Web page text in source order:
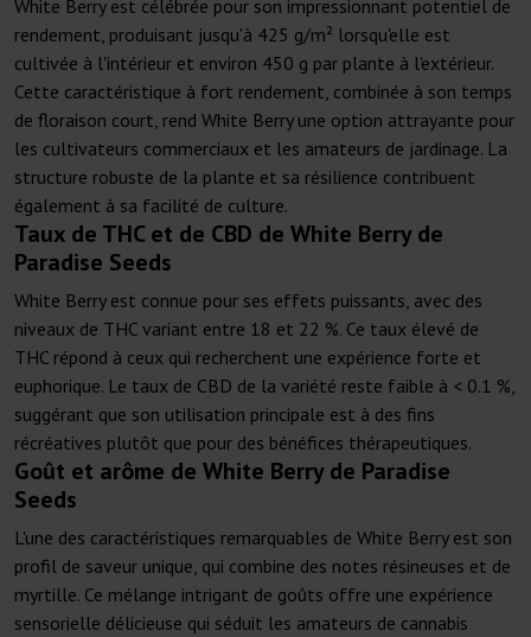
White Berry est célébrée pour son impressionnant potentiel de
rendement, produisant jusqu'à 425 g/m² lorsqu'elle est
cultivée à l'intérieur et environ 450 g par plante à l'extérieur.
Cette caractéristique à fort rendement, combinée à son temps
de floraison court, rend White Berry une option attrayante pour
les cultivateurs commerciaux et les amateurs de jardinage. La
structure robuste de la plante et sa résilience contribuent
également à sa facilité de culture.
Taux de THC et de CBD de White Berry de
Paradise Seeds
White Berry est connue pour ses effets puissants, avec des
niveaux de THC variant entre 18 et 22 %. Ce taux élevé de
THC répond à ceux qui recherchent une expérience forte et
euphorique. Le taux de CBD de la variété reste faible à < 0.1 %,
suggérant que son utilisation principale est à des fins
récréatives plutôt que pour des bénéfices thérapeutiques.
Goût et arôme de White Berry de Paradise
Seeds
L'une des caractéristiques remarquables de White Berry est son
profil de saveur unique, qui combine des notes résineuses et de
myrtille. Ce mélange intrigant de goûts offre une expérience
sensorielle délicieuse qui séduit les amateurs de cannabis